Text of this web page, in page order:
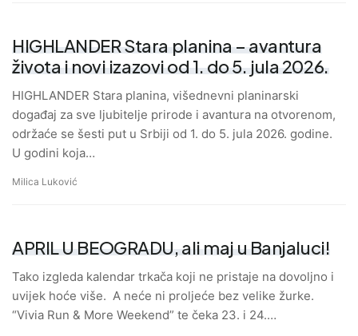
HIGHLANDER Stara planina – avantura
života i novi izazovi od 1. do 5. jula 2026.
HIGHLANDER Stara planina, višednevni planinarski
događaj za sve ljubitelje prirode i avantura na otvorenom,
održaće se šesti put u Srbiji od 1. do 5. jula 2026. godine.
U godini koja…
Milica Luković
APRIL U BEOGRADU, ali maj u Banjaluci!
Tako izgleda kalendar trkača koji ne pristaje na dovoljno i
uvijek hoće više. A neće ni proljeće bez velike žurke.
“Vivia Run & More Weekend” te čeka 23. i 24.…